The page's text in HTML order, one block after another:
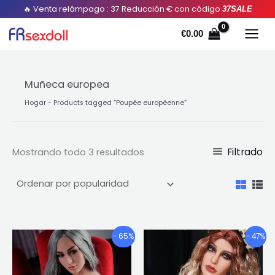
Saltar
contenido
🔥 Venta relámpago : 37 Reducción € con código 37SALE
€0.00
Muñeca europea
Hogar - Products tagged “Poupée européenne”
Mostrando todo 3 resultados
Ordenado
por
popularidad
Filtrado
- 65%
Gama
de
precios:
Este
- 47%
Gama
de
Este